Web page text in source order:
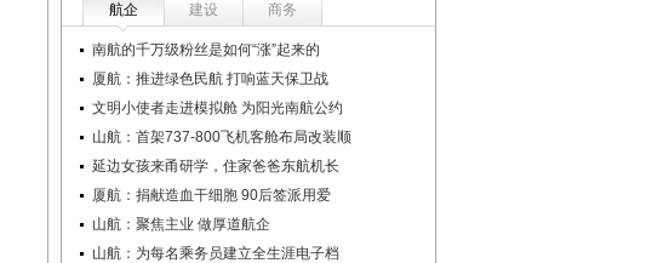
航企 建设 商务
南航的千万级粉丝是如何“涨”起来的
厦航：推进绿色民航 打响蓝天保卫战
文明小使者走进模拟舱 为阳光南航公约
山航：首架737-800飞机客舱布局改装顺
延边女孩来甬研学，住家爸爸东航机长
厦航：捐献造血干细胞 90后签派用爱
山航：聚焦主业 做厚道航企
山航：为每名乘务员建立全生涯电子档